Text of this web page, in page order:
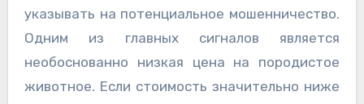
указывать на потенциальное мошенничество.
Одним из главных сигналов является
необоснованно низкая цена на породистое
животное. Если стоимость значительно ниже